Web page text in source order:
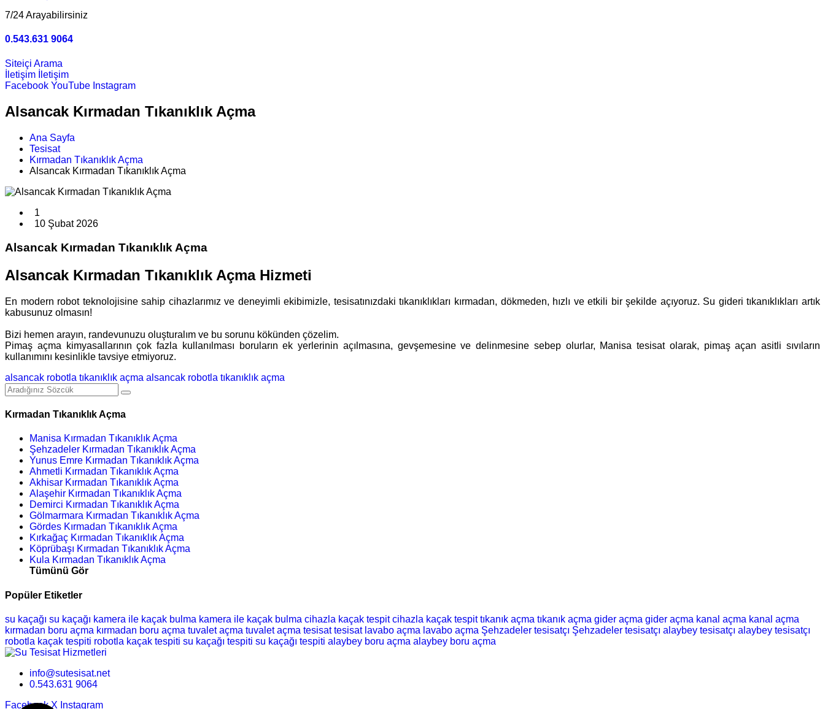
7/24 Arayabilirsiniz
0.543.631 9064
Siteiçi Arama
İletişim
İletişim
Facebook YouTube Instagram
Alsancak Kırmadan Tıkanıklık Açma
Ana Sayfa
Tesisat
Kırmadan Tıkanıklık Açma
Alsancak Kırmadan Tıkanıklık Açma
1
10 Şubat 2026
Alsancak Kırmadan Tıkanıklık Açma
Alsancak Kırmadan Tıkanıklık Açma Hizmeti
En modern robot teknolojisine sahip cihazlarımız ve deneyimli ekibimizle, tesisatınızdaki tıkanıklıkları kırmadan, dökmeden, hızlı ve etkili bir şekilde açıyoruz. Su gideri tıkanıklıkları artık
kabusunuz olmasın!
Bizi hemen arayın, randevunuzu oluşturalım ve bu sorunu kökünden çözelim.
Pimaş açma kimyasallarının çok fazla kullanılması boruların ek yerlerinin açılmasına, gevşemesine ve delinmesine sebep olurlar, Manisa tesisat olarak, pimaş açan asitli sıvıların
kullanımını kesinlikle tavsiye etmiyoruz.
alsancak robotla tıkanıklık açma alsancak robotla tıkanıklık açma
Kırmadan Tıkanıklık Açma
Manisa Kırmadan Tıkanıklık Açma
Şehzadeler Kırmadan Tıkanıklık Açma
Yunus Emre Kırmadan Tıkanıklık Açma
Ahmetli Kırmadan Tıkanıklık Açma
Akhisar Kırmadan Tıkanıklık Açma
Alaşehir Kırmadan Tıkanıklık Açma
Demirci Kırmadan Tıkanıklık Açma
Gölmarmara Kırmadan Tıkanıklık Açma
Gördes Kırmadan Tıkanıklık Açma
Kırkağaç Kırmadan Tıkanıklık Açma
Köprübaşı Kırmadan Tıkanıklık Açma
Kula Kırmadan Tıkanıklık Açma
Tümünü Gör
Popüler Etiketler
su kaçağı su kaçağı kamera ile kaçak bulma kamera ile kaçak bulma cihazla kaçak tespit cihazla kaçak tespit tıkanık açma tıkanık açma gider açma gider açma kanal açma kanal açma
kırmadan boru açma kırmadan boru açma tuvalet açma tuvalet açma tesisat tesisat lavabo açma lavabo açma Şehzadeler tesisatçı Şehzadeler tesisatçı alaybey tesisatçı alaybey tesisatçı
robotla kaçak tespiti robotla kaçak tespiti su kaçağı tespiti su kaçağı tespiti alaybey boru açma alaybey boru açma
info@sutesisat.net
0.543.631 9064
Facebook X Instagram